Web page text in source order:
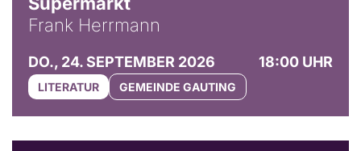
Frank Herrmann
DO., 24. SEPTEMBER 2026 18:00 UHR
LITERATUR GEMEINDE GAUTING